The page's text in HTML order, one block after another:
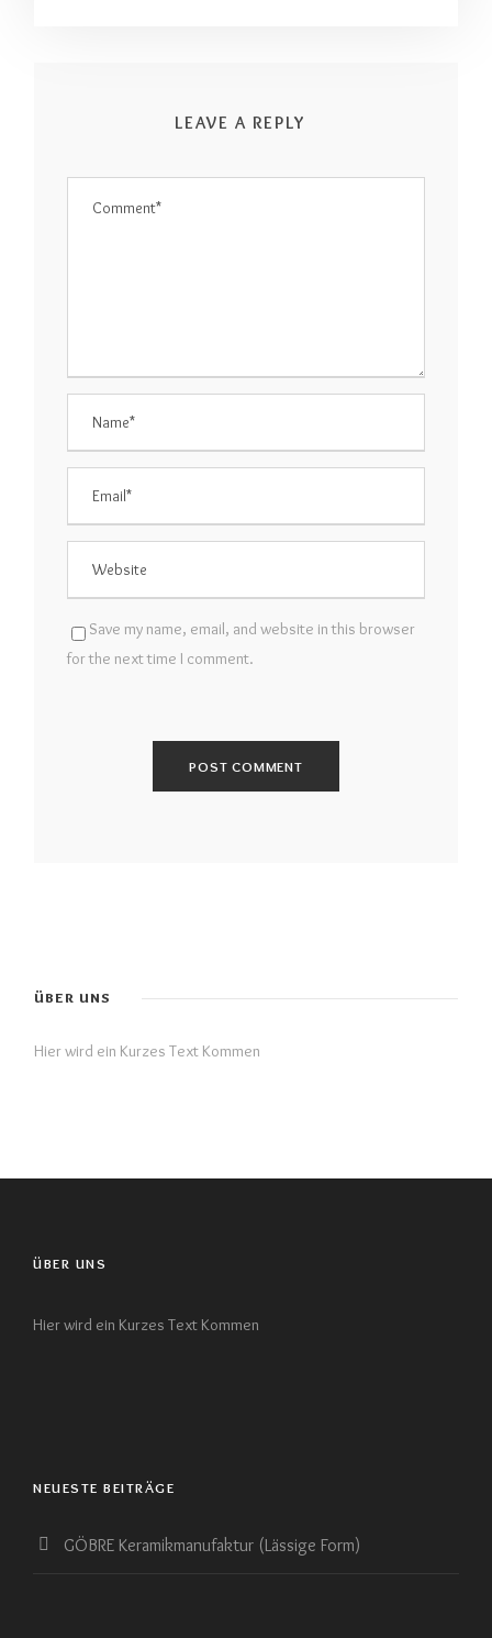
LEAVE A REPLY
Save my name, email, and website in this browser
for the next time I comment.
ÜBER UNS
Hier wird ein Kurzes Text Kommen
ÜBER UNS
Hier wird ein Kurzes Text Kommen
NEUESTE BEITRÄGE
GÖBRE Keramikmanufaktur (Lässige Form)